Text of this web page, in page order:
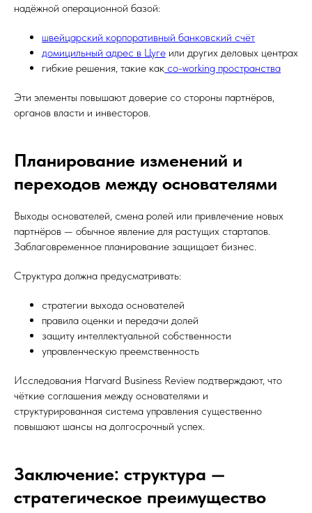
надёжной операционной базой:
швейцарский корпоративный банковский счёт
домицильный адрес в Цуге или других деловых центрах
гибкие решения, такие как co-working пространства
Эти элементы повышают доверие со стороны партнёров,
органов власти и инвесторов.
Планирование изменений и
переходов между основателями
Выходы основателей, смена ролей или привлечение новых
партнёров — обычное явление для растущих стартапов.
Заблаговременное планирование защищает бизнес.
Структура должна предусматривать:
стратегии выхода основателей
правила оценки и передачи долей
защиту интеллектуальной собственности
управленческую преемственность
Исследования Harvard Business Review подтверждают, что
чёткие соглашения между основателями и
структурированная система управления существенно
повышают шансы на долгосрочный успех.
Заключение: структура —
стратегическое преимущество